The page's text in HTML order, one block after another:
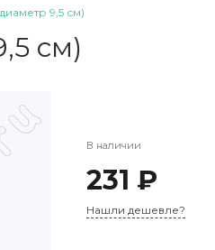
9,5 см)
см)
В наличии
231 ₽
Нашли дешевле?